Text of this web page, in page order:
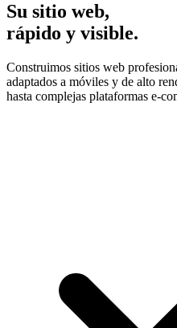
Su sitio web,
rápido y visible.
Construimos sitios web
adaptados a móviles y de alto
hasta complejas plataformas e-